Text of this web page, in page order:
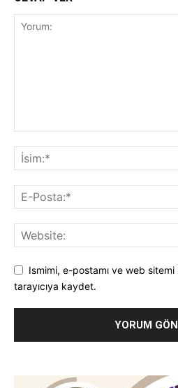
Ismimi, e-postamı ve web
tarayıcıya kaydet.